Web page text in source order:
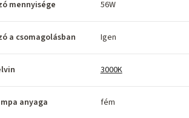
mennyisége 56W
a csomagolásban Igen
3000K
anyaga fém